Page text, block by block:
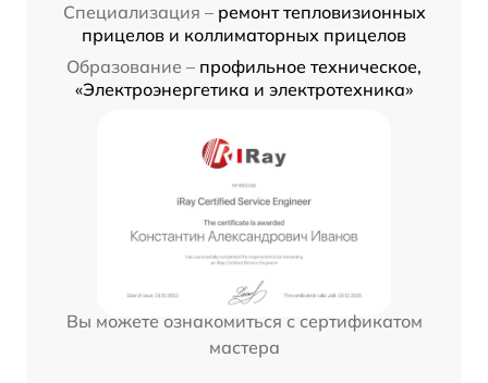
Специализация – ремонт тепловизионных
прицелов и коллиматорных прицелов
Образование – профильное техническое,
«Электроэнергетика и электротехника»
Вы можете ознакомиться с сертификатом
мастера